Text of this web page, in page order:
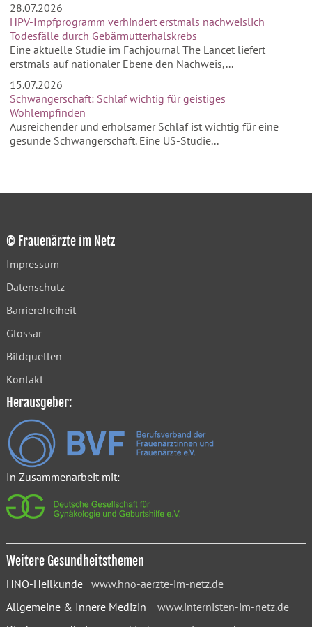
28.07.2026
HPV-Impfprogramm verhindert erstmals nachweislich
Todesfälle durch Gebärmutterhalskrebs
Eine aktuelle Studie im Fachjournal The Lancet liefert
erstmals auf nationaler Ebene den Nachweis,...
15.07.2026
Schwangerschaft: Schlaf wichtig für geistiges
Wohlempfinden
Ausreichender und erholsamer Schlaf ist wichtig für eine
gesunde Schwangerschaft. Eine US-Studie...
© Frauenärzte im Netz
Impressum
Datenschutz
Barrierefreiheit
Glossar
Bildquellen
Kontakt
Herausgeber:
In Zusammenarbeit mit:
Weitere Gesundheitsthemen
HNO-Heilkunde www.hno-aerzte-im-netz.de
Allgemeine & Innere Medizin www.internisten-im-netz.de